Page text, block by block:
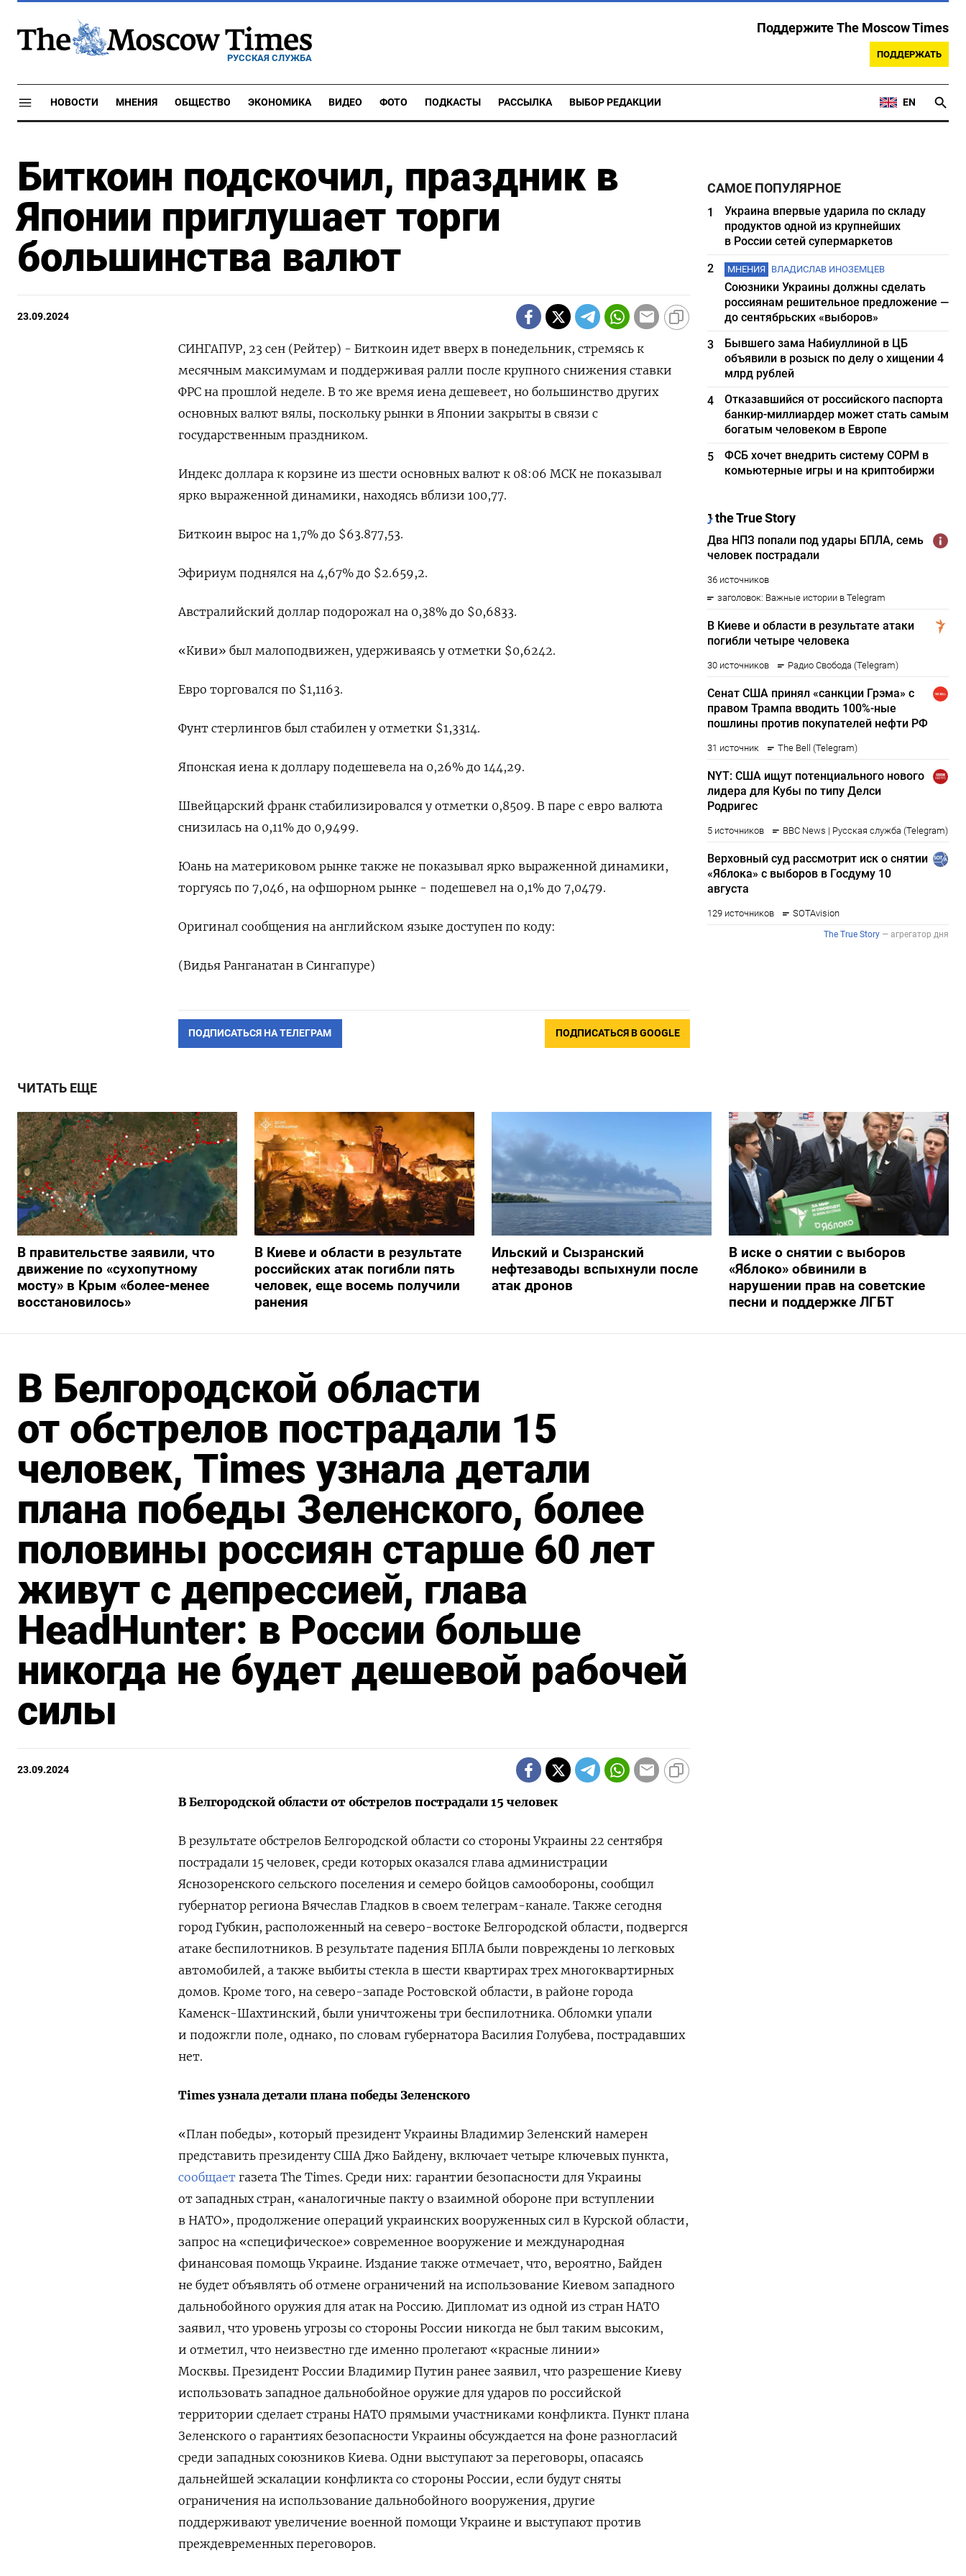
РУССКАЯ СЛУЖБА
Поддержите The Moscow Times
ПОДДЕРЖАТЬ
НОВОСТИ МНЕНИЯ ОБЩЕСТВО ЭКОНОМИКА ВИДЕО ФОТО ПОДКАСТЫ РАССЫЛКА ВЫБОР РЕДАКЦИИ EN
Биткоин подскочил, праздник в
Японии приглушает торги
большинства валют
23.09.2024
СИНГАПУР, 23 сен (Рейтер) - Биткоин идет вверх в понедельник, стремясь к
месячным максимумам и поддерживая ралли после крупного снижения ставки
ФРС на прошлой неделе. В то же время иена дешевеет, но большинство других
основных валют вялы, поскольку рынки в Японии закрыты в связи с
государственным праздником.
Индекс доллара к корзине из шести основных валют к 08:06 МСК не показывал
ярко выраженной динамики, находясь вблизи 100,77​.
Биткоин вырос на 1,7% до $63.877,53.
Эфириум поднялся на 4,67% до $2.659,2.
Австралийский доллар подорожал на 0,38% до $0,6833​.
«Киви» был малоподвижен, удерживаясь у отметки $0,6242​.
Евро торговался по $1,1163​.
Фунт стерлингов был стабилен у отметки $1,3314​.
Японская иена к доллару подешевела на 0,26%​ до 144,29.
Швейцарский франк стабилизировался у отметки 0,8509​. В паре с евро валюта
снизилась на 0,11%​ до 0,9499.
Юань на материковом рынке также не показывал ярко выраженной динамики,
торгуясь по 7,046​, на офшорном рынке - подешевел на 0,1% до 7,0479.
Оригинал сообщения на английском языке доступен по коду:
(Видья Ранганатан в Сингапуре)
ПОДПИСАТЬСЯ НА ТЕЛЕГРАМ ПОДПИСАТЬСЯ В GOOGLE
САМОЕ ПОПУЛЯРНОЕ
1
Украина впервые ударила по складу
продуктов одной из крупнейших
в России сетей супермаркетов
2
МНЕНИЯ ВЛАДИСЛАВ ИНОЗЕМЦЕВ
Союзники Украины должны сделать
россиянам решительное предложение —
до сентябрьских «выборов»
3
Бывшего зама Набиуллиной в ЦБ
объявили в розыск по делу о хищении 4
млрд рублей
4
Отказавшийся от российского паспорта
банкир-миллиардер может стать самым
богатым человеком в Европе
5
ФСБ хочет внедрить систему СОРМ в
комьютерные игры и на криптобиржи
ЧИТАТЬ ЕЩЕ
В правительстве заявили, что
движение по «сухопутному
мосту» в Крым «более-менее
восстановилось»
В Киеве и области в результате
российских атак погибли пять
человек, еще восемь получили
ранения
Ильский и Сызранский
нефтезаводы вспыхнули после
атак дронов
В иске о снятии с выборов
«Яблоко» обвинили в
нарушении прав на советские
песни и поддержке ЛГБТ
В Белгородской области
от обстрелов пострадали 15
человек, Times узнала детали
плана победы Зеленского, более
половины россиян старше 60 лет
живут с депрессией, глава
HeadHunter: в России больше
никогда не будет дешевой рабочей
силы
23.09.2024
В Белгородской области от обстрелов пострадали 15 человек
В результате обстрелов Белгородской области со стороны Украины 22 сентября
пострадали 15 человек, среди которых оказался глава администрации
Яснозоренского сельского поселения и семеро бойцов самообороны, сообщил
губернатор региона Вячеслав Гладков в своем телеграм-канале. Также сегодня
город Губкин, расположенный на северо-востоке Белгородской области, подвергся
атаке беспилотников. В результате падения БПЛА были повреждены 10 легковых
автомобилей, а также выбиты стекла в шести квартирах трех многоквартирных
домов. Кроме того, на северо-западе Ростовской области, в районе города
Каменск-Шахтинский, были уничтожены три беспилотника. Обломки упали
и подожгли поле, однако, по словам губернатора Василия Голубева, пострадавших
нет.
Times узнала детали плана победы Зеленского
«План победы», который президент Украины Владимир Зеленский намерен
представить президенту США Джо Байдену, включает четыре ключевых пункта,
сообщает газета The Times. Среди них: гарантии безопасности для Украины
от западных стран, «аналогичные пакту о взаимной обороне при вступлении
в НАТО», продолжение операций украинских вооруженных сил в Курской области,
запрос на «специфическое» современное вооружение и международная
финансовая помощь Украине. Издание также отмечает, что, вероятно, Байден
не будет объявлять об отмене ограничений на использование Киевом западного
дальнобойного оружия для атак на Россию. Дипломат из одной из стран НАТО
заявил, что уровень угрозы со стороны России никогда не был таким высоким,
и отметил, что неизвестно где именно пролегают «красные линии»
Москвы. Президент России Владимир Путин ранее заявил, что разрешение Киеву
использовать западное дальнобойное оружие для ударов по российской
территории сделает страны НАТО прямыми участниками конфликта. Пункт плана
Зеленского о гарантиях безопасности Украины обсуждается на фоне разногласий
среди западных союзников Киева. Одни выступают за переговоры, опасаясь
дальнейшей эскалации конфликта со стороны России, если будут сняты
ограничения на использование дальнобойного вооружения, другие
поддерживают увеличение военной помощи Украине и выступают против
преждевременных переговоров.